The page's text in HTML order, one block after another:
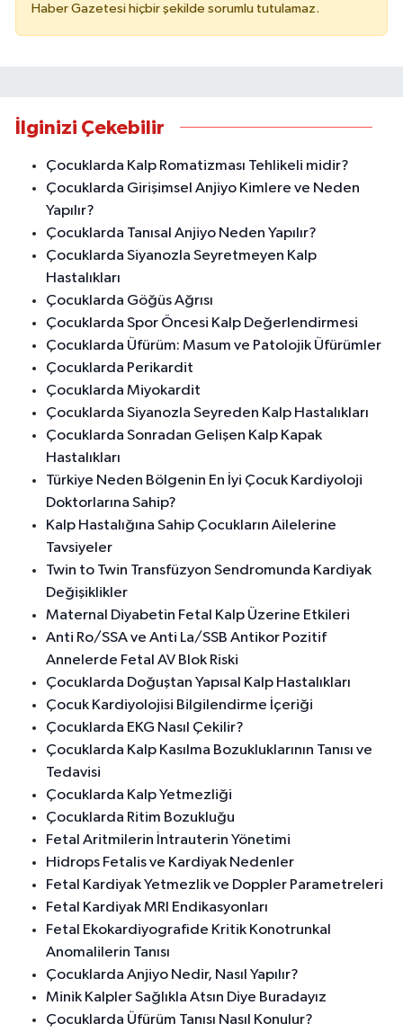
Haber Gazetesi hiçbir şekilde sorumlu tutulamaz.
İlginizi Çekebilir
Çocuklarda Kalp Romatizması Tehlikeli midir?
Çocuklarda Girişimsel Anjiyo Kimlere ve Neden
Yapılır?
Çocuklarda Tanısal Anjiyo Neden Yapılır?
Çocuklarda Siyanozla Seyretmeyen Kalp
Hastalıkları
Çocuklarda Göğüs Ağrısı
Çocuklarda Spor Öncesi Kalp Değerlendirmesi
Çocuklarda Üfürüm: Masum ve Patolojik Üfürümler
Çocuklarda Perikardit
Çocuklarda Miyokardit
Çocuklarda Siyanozla Seyreden Kalp Hastalıkları
Çocuklarda Sonradan Gelişen Kalp Kapak
Hastalıkları
Türkiye Neden Bölgenin En İyi Çocuk Kardiyoloji
Doktorlarına Sahip?
Kalp Hastalığına Sahip Çocukların Ailelerine
Tavsiyeler
Twin to Twin Transfüzyon Sendromunda Kardiyak
Değişiklikler
Maternal Diyabetin Fetal Kalp Üzerine Etkileri
Anti Ro/SSA ve Anti La/SSB Antikor Pozitif
Annelerde Fetal AV Blok Riski
Çocuklarda Doğuştan Yapısal Kalp Hastalıkları
Çocuk Kardiyolojisi Bilgilendirme İçeriği
Çocuklarda EKG Nasıl Çekilir?
Çocuklarda Kalp Kasılma Bozukluklarının Tanısı ve
Tedavisi
Çocuklarda Kalp Yetmezliği
Çocuklarda Ritim Bozukluğu
Fetal Aritmilerin İntrauterin Yönetimi
Hidrops Fetalis ve Kardiyak Nedenler
Fetal Kardiyak Yetmezlik ve Doppler Parametreleri
Fetal Kardiyak MRI Endikasyonları
Fetal Ekokardiyografide Kritik Konotrunkal
Anomalilerin Tanısı
Çocuklarda Anjiyo Nedir, Nasıl Yapılır?
Minik Kalpler Sağlıkla Atsın Diye Buradayız
Çocuklarda Üfürüm Tanısı Nasıl Konulur?